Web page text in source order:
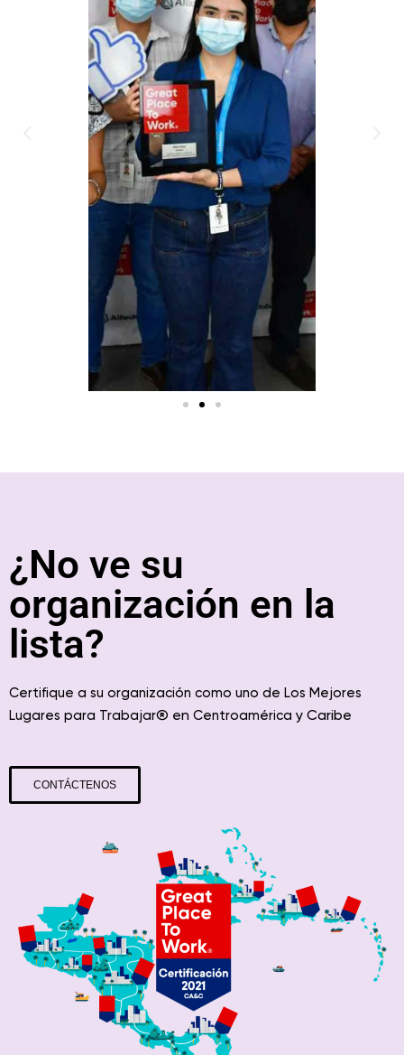
¿No ve su
organización en la
lista?
Certifique a su organización como uno de Los Mejores
Lugares para Trabajar® en Centroamérica y Caribe
CONTÁCTENOS